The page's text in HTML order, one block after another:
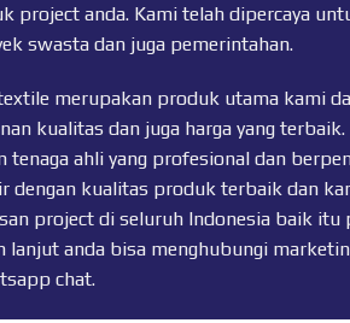
project anda. Kami telah dipercaya
swasta dan juga pemerintahan.
merupakan produk utama kami
kualitas dan juga harga yang
tenaga ahli yang profesional dan
dengan kualitas produk terbaik dan
project di seluruh Indonesia baik
lanjut anda bisa menghubungi
chat.